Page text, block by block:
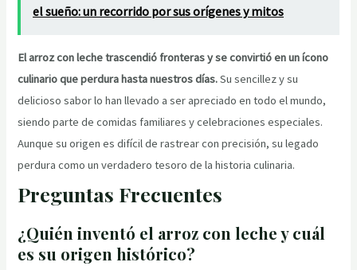
el sueño: un recorrido por sus orígenes y mitos
El arroz con leche trascendió fronteras y se convirtió en un ícono
culinario que perdura hasta nuestros días.Su sencillez y su
delicioso sabor lo han llevado a ser apreciado en todo el mundo,
siendo parte de comidas familiares y celebraciones especiales.
Aunque su origen es difícil de rastrear con precisión, su legado
perdura como un verdadero tesoro de la historia culinaria.
Preguntas Frecuentes
¿Quién inventó el arroz con leche y cuál
es su origen histórico?